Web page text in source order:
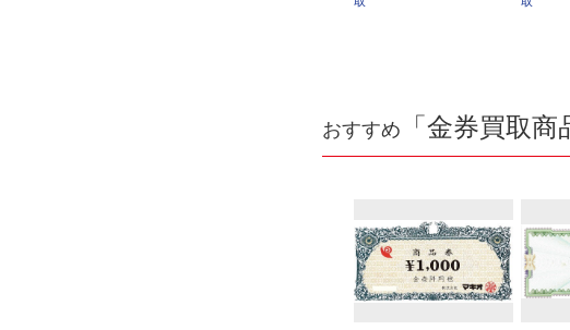
おすすめ 「金券買取商